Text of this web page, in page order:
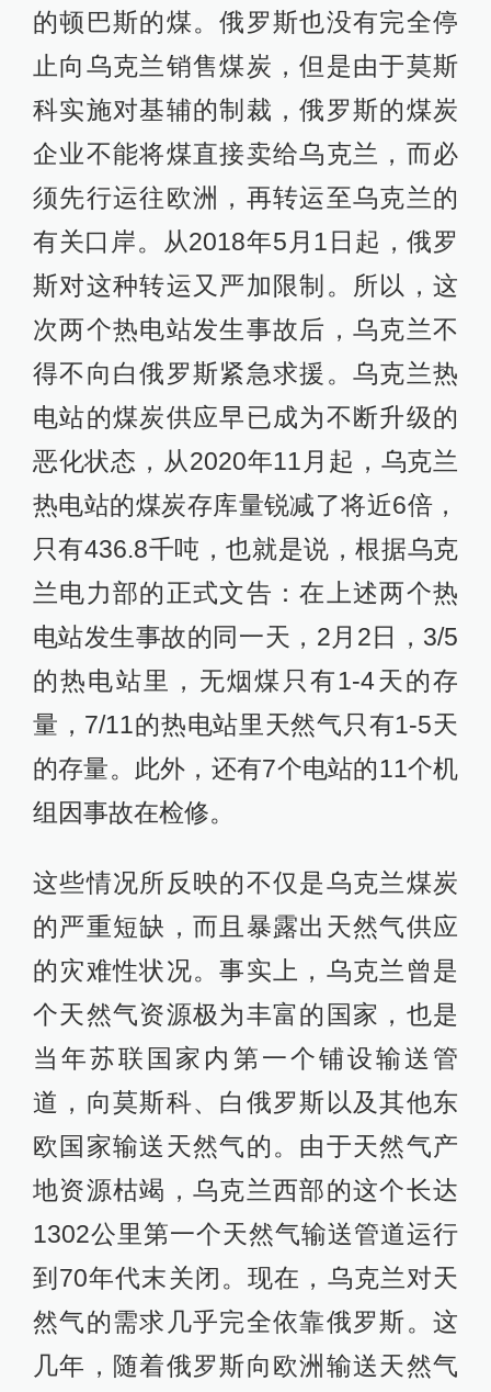
的顿巴斯的煤。俄罗斯也没有完全停
止向乌克兰销售煤炭，但是由于莫斯
科实施对基辅的制裁，俄罗斯的煤炭
企业不能将煤直接卖给乌克兰，而必
须先行运往欧洲，再转运至乌克兰的
有关口岸。从2018年5月1日起，俄罗
斯对这种转运又严加限制。所以，这
次两个热电站发生事故后，乌克兰不
得不向白俄罗斯紧急求援。乌克兰热
电站的煤炭供应早已成为不断升级的
恶化状态，从2020年11月起，乌克兰
热电站的煤炭存库量锐减了将近6倍，
只有436.8千吨，也就是说，根据乌克
兰电力部的正式文告：在上述两个热
电站发生事故的同一天，2月2日，3/5
的热电站里，无烟煤只有1-4天的存
量，7/11的热电站里天然气只有1-5天
的存量。此外，还有7个电站的11个机
组因事故在检修。
这些情况所反映的不仅是乌克兰煤炭
的严重短缺，而且暴露出天然气供应
的灾难性状况。事实上，乌克兰曾是
个天然气资源极为丰富的国家，也是
当年苏联国家内第一个铺设输送管
道，向莫斯科、白俄罗斯以及其他东
欧国家输送天然气的。由于天然气产
地资源枯竭，乌克兰西部的这个长达
1302公里第一个天然气输送管道运行
到70年代末关闭。现在，乌克兰对天
然气的需求几乎完全依靠俄罗斯。这
几年，随着俄罗斯向欧洲输送天然气